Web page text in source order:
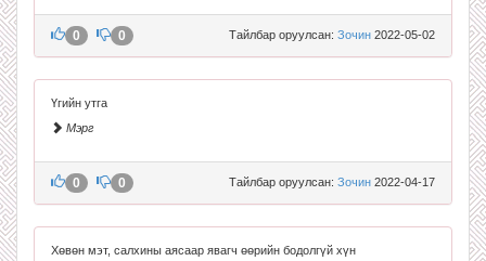
Тайлбар оруулсан: Зочин 2022-05-02
0 0
Үгийн утга
Мэрг
Тайлбар оруулсан: Зочин 2022-04-17
0 0
Хөвөн мэт, салхины аясаар явагч өөрийн бодолгүй хүн